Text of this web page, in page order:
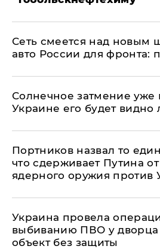
Сеть смеется над новым
авто России для фронта:
​Солнечное затмение уже
Украине его будет видно
Портников назвал то
что сдерживает Путина
ядерного оружия против
Украина провела
выбиванию ПВО у
объект без защиты